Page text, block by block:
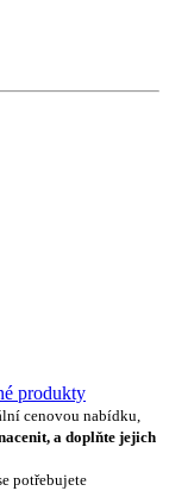
produkty
cenovou nabídku,
a doplňte jejich
potřebujete